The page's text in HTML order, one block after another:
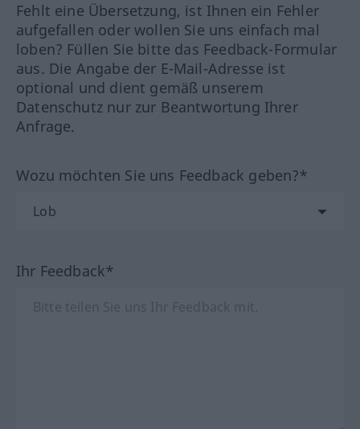
Fehlt eine Übersetzung, ist Ihnen ein Fehler
aufgefallen oder wollen Sie uns einfach mal
loben? Füllen Sie bitte das Feedback-Formular
aus. Die Angabe der E-Mail-Adresse ist
optional und dient gemäß unserem
Datenschutz nur zur Beantwortung Ihrer
Anfrage.
Wozu möchten Sie uns Feedback geben?*
Ihr Feedback*